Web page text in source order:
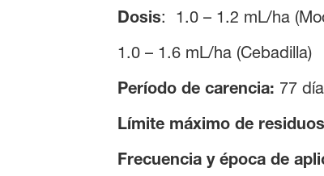
Dosis: 1.0 – 1.2 mL/ha
1.0 – 1.6 mL/ha (Cebadilla)
Período de carencia: 77
Límite máximo de
Frecuencia y época de